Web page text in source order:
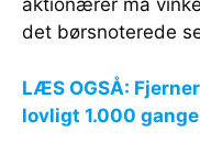
aktionærer må
det børsnoterede
LÆS OGSÅ:
lovligt 1.000